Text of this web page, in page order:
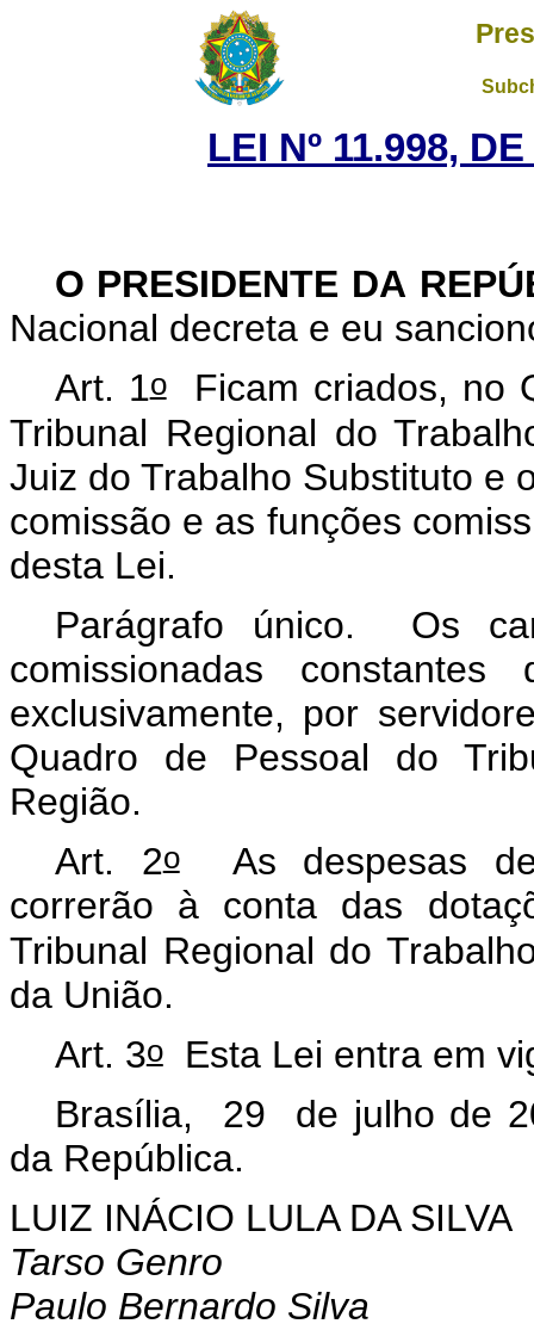
LEI Nº 11.998,
O PRESIDENTE DA
Nacional decreta e eu
Art. 1oFicam criados, no
Tribunal Regional do
Juiz do Trabalho Substituto e
comissão e as funções
desta Lei.
Parágrafo único. Os
comissionadas
exclusivamente, por
Quadro de Pessoal do
Região.
Art. 2oAs despesas
correrão à conta das
Tribunal Regional do
da União.
Art. 3oEsta Lei entra em
Brasília, 29 de julho de
da República.
LUIZ INÁCIO LULA DA SILVA
Tarso Genro
Paulo Bernardo Silva